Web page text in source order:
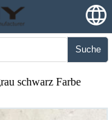
Suche
schwarz Farbe